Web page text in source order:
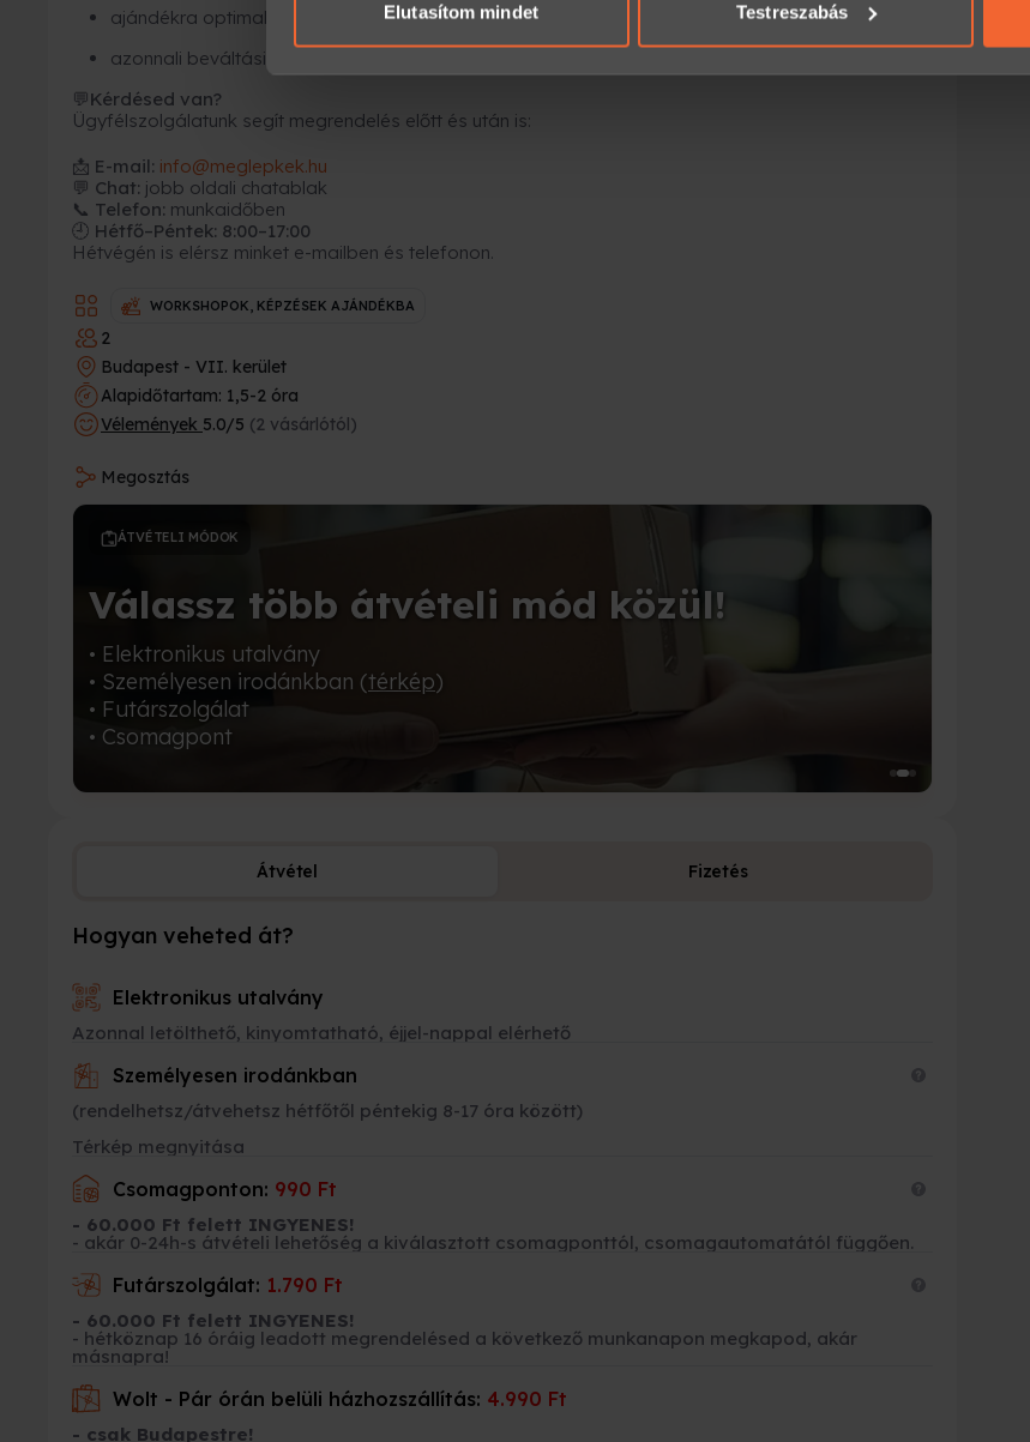
Elutasítom mindet Testreszabás
ajándékra optimalizált csomagolás
azonnali beváltási felület
💬Kérdésed van?
Ügyfélszolgálatunk segít megrendelés előtt és után is:
📩 E-mail: info@meglepkek.hu
💬 Chat: jobb oldali chatablak
📞 Telefon: munkaidőben
🕘 Hétfő–Péntek: 8:00–17:00
Hétvégén is elérsz minket e-mailben és telefonon.
WORKSHOPOK, KÉPZÉSEK AJÁNDÉKBA
2
Budapest - VII. kerület
Alapidőtartam: 1,5-2 óra
Vélemények 5.0/5 (2 vásárlótól)
Megosztás
ÁTVÉTELI MÓDOK
Válassz több átvételi mód közül!
• Elektronikus utalvány
• Személyesen irodánkban (térkép)
• Futárszolgálat
• Csomagpont
Átvétel Fizetés
Hogyan veheted át?
Elektronikus utalvány
Azonnal letölthető, kinyomtatható, éjjel-nappal elérhető
Személyesen irodánkban
(rendelhetsz/átvehetsz hétfőtől péntekig 8-17 óra között)
Térkép megnyitása
Csomagponton: 990 Ft
- 60.000 Ft felett INGYENES!
- akár 0-24h-s átvételi lehetőség a kiválasztott csomagponttól, csomagautomatától függően.
Futárszolgálat: 1.790 Ft
- 60.000 Ft felett INGYENES!
- hétköznap 16 óráig leadott megrendelésed a következő munkanapon megkapod, akár
másnapra!
Wolt - Pár órán belüli házhozszállítás: 4.990 Ft
- csak Budapestre!